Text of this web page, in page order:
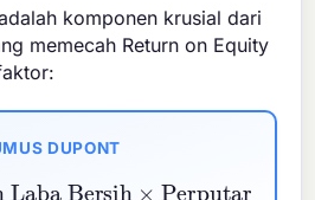
komponen krusial dari
memecah Return on Equity
DUPONT
× Ekuitas